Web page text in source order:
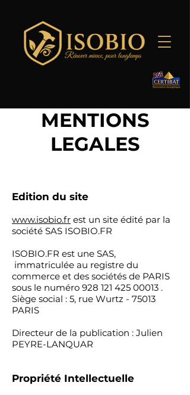
MENTIONS
LEGALES
Edition du site
www.isobio.fr est un site édité par la
société SAS ISOBIO.FR
ISOBIO.FR est une SAS,
immatriculée au registre du
commerce et des sociétés de PARIS
sous le numéro 928 121 425 00013 .
Siège social : 5, rue Wurtz - 75013
PARIS
Directeur de la publication : Julien
PEYRE-LANQUAR
Propriété Intellectuelle